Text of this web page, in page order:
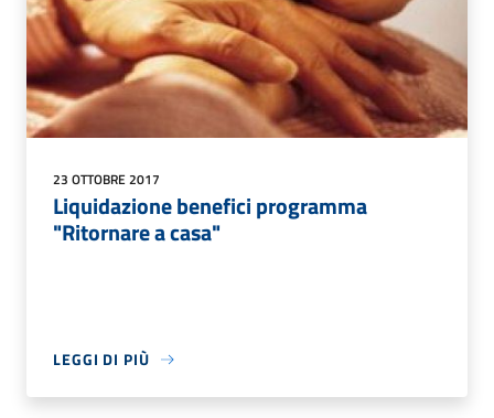
23 OTTOBRE 2017
Liquidazione benefici programma
"Ritornare a casa"
LEGGI DI PIÙ